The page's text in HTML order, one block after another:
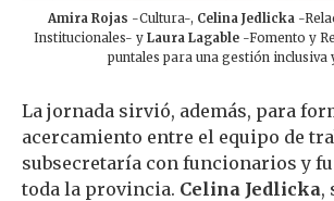
Amira Rojas -Cultura-, Celina Jedlicka -
Institucionales- yLaura Lagable-Fomento y
puntales para una gestión inclusiva
La jornada sirvió, además, para
acercamiento entre el equipo de
subsecretaría con funcionarios y
toda la provincia. Celina Jedlicka,